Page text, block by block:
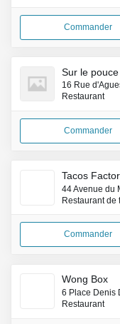
Commander
Sur le pouce
16 Rue
Restaurant
Commander
Tacos
Commander
Wong Box
6 Place Denis
Restaurant